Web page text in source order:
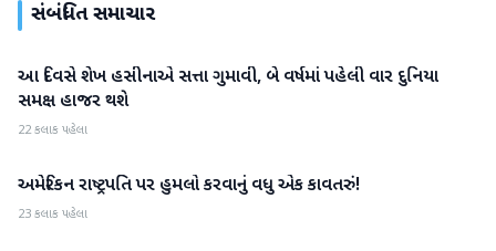
સંબંધિત સમાચાર
આંતરરાષ્ટ્રીય
આ દિવસે શેખ હસીનાએ સત્તા ગુમાવી, બે વર્ષમાં પહેલી વાર દુનિયા
સમક્ષ હાજર થશે
22 કલાક પહેલા
આંતરરાષ્ટ્રીય
અમેરિકન રાષ્ટ્રપતિ પર હુમલો કરવાનું વધુ એક કાવતરું!
23 કલાક પહેલા